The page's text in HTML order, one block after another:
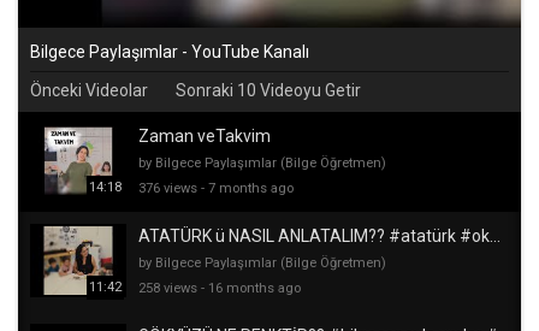
Bilgece Paylaşımlar - YouTube Kanalı
Önceki Videolar
Sonraki 10 Videoyu Getir
14:18
Zaman veTakvim
by Bilgece Paylaşımlar (Bilge Öğretmen)
376 views - 7 months ago
11:42
by Bilgece Paylaşımlar (Bilge Öğretmen)
258 views - 16 months ago